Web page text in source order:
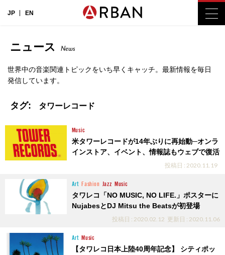
JP EN
ニュース News
世界中の音楽関連トピックをいち早くキャッチ。最新情報を毎日
発信しています。
タグ: タワーレコード
Music
米タワーレコードが14年ぶりに再始動─オンラ
インストア、イベント、情報誌もウェブで復活
投稿日 : 2020.11.19
Art Fashion Jazz Music
タワレコ「NO MUSIC, NO LIFE.」ポスターに
NujabesとDJ Mitsu the Beatsが初登場
投稿日 : 2020.02.12 更新日 : 2020.11.06
Art Music
【タワレコ日本上陸40周年記念】 シティポッ